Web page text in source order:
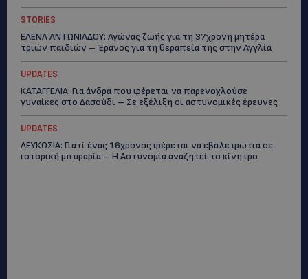
STORIES
ΕΛΕΝΑ ΑΝΤΩΝΙΑΔΟΥ: Αγώνας ζωής για τη 37χρονη μητέρα
τριών παιδιών – Έρανος για τη θεραπεία της στην Αγγλία
UPDATES
ΚΑΤΑΓΓΕΛΙΑ: Για άνδρα που φέρεται να παρενοχλούσε
γυναίκες στο Δασούδι – Σε εξέλιξη οι αστυνομικές έρευνες
UPDATES
ΛΕΥΚΩΣΙΑ: Γιατί ένας 16χρονος φέρεται να έβαλε φωτιά σε
ιστορική μπυραρία – Η Αστυνομία αναζητεί το κίνητρο